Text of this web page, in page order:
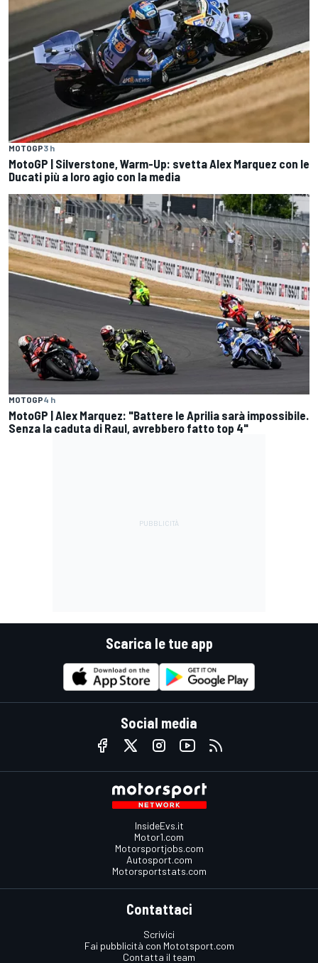
MOTOGP3 h
MotoGP | Silverstone, Warm-Up: svetta Alex Marquez con le
Ducati più a loro agio con la media
MOTOGP4 h
MotoGP | Alex Marquez: "Battere le Aprilia sarà impossibile.
Senza la caduta di Raul, avrebbero fatto top 4"
Scarica le tue app
Social media
InsideEvs.it
Motor1.com
Motorsportjobs.com
Autosport.com
Motorsportstats.com
Contattaci
Scrivici
Fai pubblicità con Mototsport.com
Contatta il team